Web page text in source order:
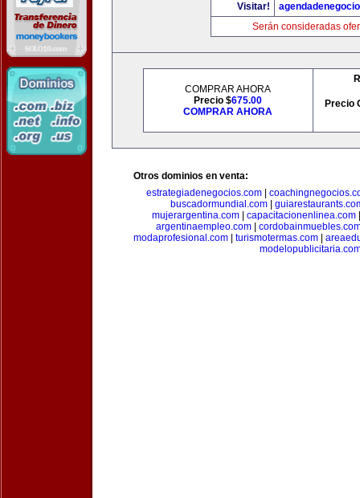
Visitar!
Serán consideradas
COMPRAR AHORA
Precio $675.00
COMPRAR AHORA
Precio
Otros dominios en venta:
estrategiadenegocios.com
buscadormundial.com|
mujerargentina.com| capacitacionenlinea.com
argentinaempleo.com|
modaprofesional.com
turismotermas.com